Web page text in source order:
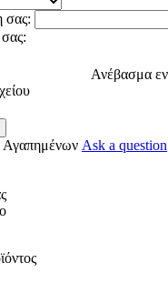
σας:
Ανέβασμα
Αγαπημένων Ask a question